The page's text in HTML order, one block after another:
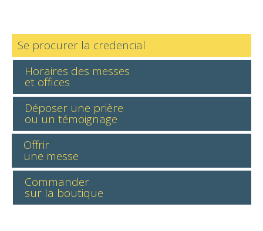
Se procurer la credencial
Horaires des messes
et offices
Déposer une prière
ou un témoignage
Offrir
une messe
Commander
sur la boutique